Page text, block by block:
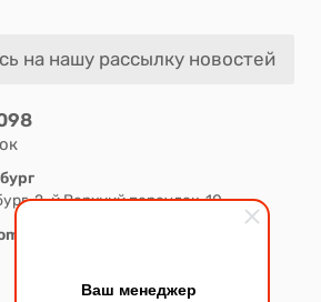
Ваш менеджер
на нашу рассылку новостей
2-й Верхний переулок, 10